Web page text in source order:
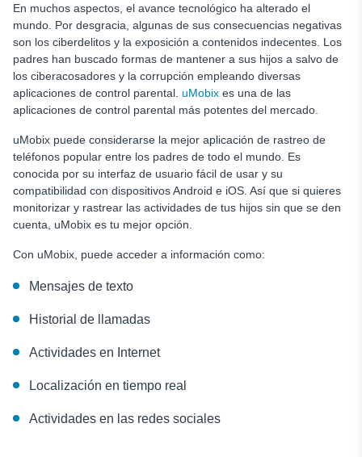
En muchos aspectos, el avance tecnológico ha alterado el
mundo. Por desgracia, algunas de sus consecuencias negativas
son los ciberdelitos y la exposición a contenidos indecentes. Los
padres han buscado formas de mantener a sus hijos a salvo de
los ciberacosadores y la corrupción empleando diversas
aplicaciones de control parental. uMobix es una de las
aplicaciones de control parental más potentes del mercado.
uMobix puede considerarse la mejor aplicación de rastreo de
teléfonos popular entre los padres de todo el mundo. Es
conocida por su interfaz de usuario fácil de usar y su
compatibilidad con dispositivos Android e iOS. Así que si quieres
monitorizar y rastrear las actividades de tus hijos sin que se den
cuenta, uMobix es tu mejor opción.
Con uMobix, puede acceder a información como:
Mensajes de texto
Historial de llamadas
Actividades en Internet
Localización en tiempo real
Actividades en las redes sociales